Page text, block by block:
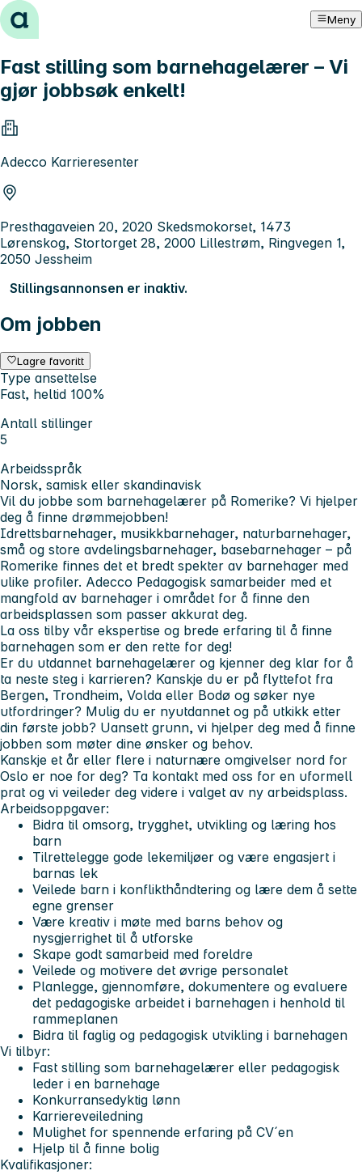
Hopp til innhold Meny
Fast stilling som barnehagelærer – Vi
gjør jobbsøk enkelt!
Adecco Karrieresenter
Presthagaveien 20, 2020 Skedsmokorset, 1473
Lørenskog, Stortorget 28, 2000 Lillestrøm, Ringvegen 1,
2050 Jessheim
Stillingsannonsen er inaktiv.
Om jobben
Lagre favoritt
Type ansettelse
Fast, heltid 100%
Antall stillinger
5
Arbeidsspråk
Norsk, samisk eller skandinavisk
Vil du jobbe som barnehagelærer på Romerike? Vi hjelper
deg å finne drømmejobben!
Idrettsbarnehager, musikkbarnehager, naturbarnehager,
små og store avdelingsbarnehager, basebarnehager – på
Romerike finnes det et bredt spekter av barnehager med
ulike profiler. Adecco Pedagogisk samarbeider med et
mangfold av barnehager i området for å finne den
arbeidsplassen som passer akkurat deg.
La oss tilby vår ekspertise og brede erfaring til å finne
barnehagen som er den rette for deg!
Er du utdannet barnehagelærer og kjenner deg klar for å
ta neste steg i karrieren? Kanskje du er på flyttefot fra
Bergen, Trondheim, Volda eller Bodø og søker nye
utfordringer? Mulig du er nyutdannet og på utkikk etter
din første jobb? Uansett grunn, vi hjelper deg med å finne
jobben som møter dine ønsker og behov.
Kanskje et år eller flere i naturnære omgivelser nord for
Oslo er noe for deg? Ta kontakt med oss for en uformell
prat og vi veileder deg videre i valget av ny arbeidsplass.
Arbeidsoppgaver:
Bidra til omsorg, trygghet, utvikling og læring hos
barn
Tilrettelegge gode lekemiljøer og være engasjert i
barnas lek
Veilede barn i konflikthåndtering og lære dem å sette
egne grenser
Være kreativ i møte med barns behov og
nysgjerrighet til å utforske
Skape godt samarbeid med foreldre
Veilede og motivere det øvrige personalet
Planlegge, gjennomføre, dokumentere og evaluere
det pedagogiske arbeidet i barnehagen i henhold til
rammeplanen
Bidra til faglig og pedagogisk utvikling i barnehagen
Vi tilbyr:
Fast stilling som barnehagelærer eller pedagogisk
leder i en barnehage
Konkurransedyktig lønn
Karriereveiledning
Mulighet for spennende erfaring på CV´en
Hjelp til å finne bolig
Kvalifikasjoner: